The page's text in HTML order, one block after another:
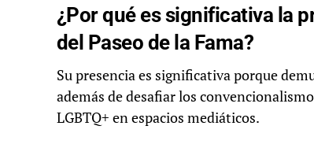
¿Por qué es significativa la
del Paseo de la Fama?
Su presencia es significativa porque
además de desafiar los
LGBTQ+ en espacios mediáticos.